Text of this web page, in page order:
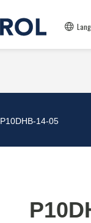
P10DHB-14-05